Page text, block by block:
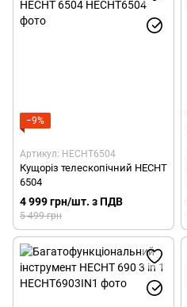
−9%
Артикул: HECHT6504
Кущоріз телескопічний HECHT
6504
4 999 грн/шт. з ПДВ
5 499 грн